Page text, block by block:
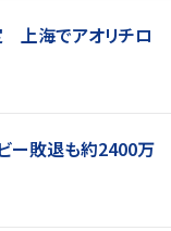
上海でアオリチロ
ー敗退も約2400万